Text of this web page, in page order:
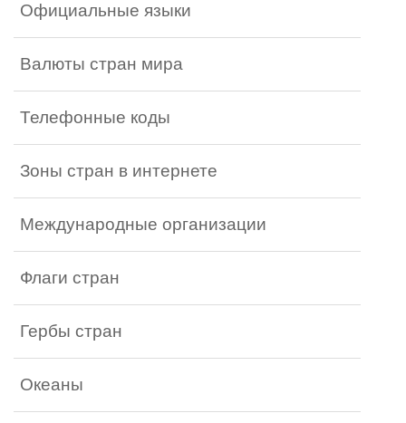
Официальные языки
Валюты стран мира
Телефонные коды
Зоны стран в интернете
Международные организации
Флаги стран
Гербы стран
Океаны